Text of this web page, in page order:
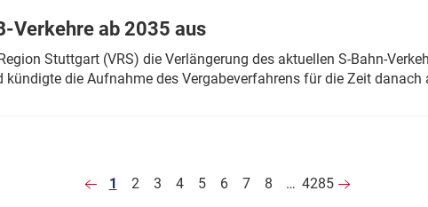
Verkehre ab 2035 aus
Stuttgart (VRS) die Verlängerung des aktuellen S-Bahn-
die Aufnahme des Vergabeverfahrens für die Zeit danach
1 2 3 4 5 6 7 8 … 4285